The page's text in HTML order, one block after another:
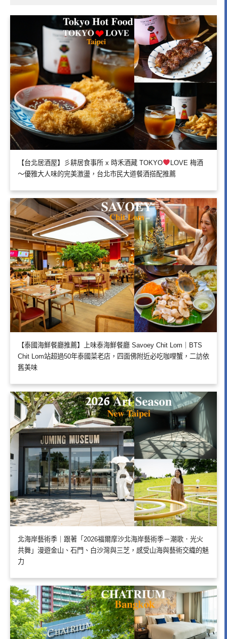
【台北居酒屋】彡耕居食事所 x 時禾酒藏 TOKYO
LOVE 梅酒
～優雅大人味的完美激盪，台北市民大道餐酒搭配推薦
【泰國海鮮餐廳推薦】上味泰海鮮餐廳 Savoey Chit Lom｜BTS
Chit Lom站超過50年泰國菜老店，四面佛附近必吃咖哩蟹，二訪依
舊美味
北海岸藝術季｜跟著「2026福爾摩沙北海岸藝術季－潮歌．光火
共舞」漫遊金山、石門、白沙灣與三芝，感受山海與藝術交織的魅
力